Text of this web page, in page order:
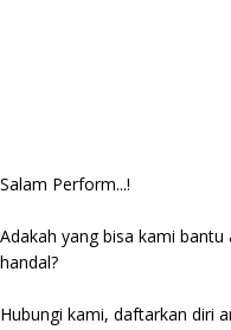
Salam Perform...!
Adakah yang bisa kami
handal?
Hubungi kami, daftarkan diri